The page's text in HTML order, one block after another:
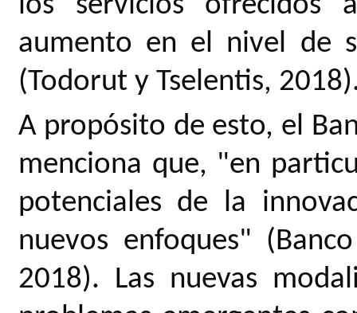
los servicios ofrecidos
aumento en el nivel de
(Todorut y Tselentis,
A propósito de esto, el
menciona que, "en
potenciales de la
nuevos enfoques"
2018). Las nuevas